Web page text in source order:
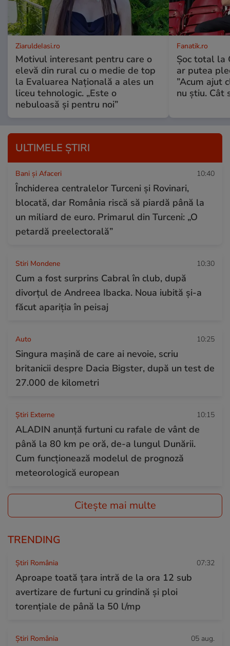
ZiaruldeIasi.ro
Motivul interesant pentru care o
elevă din rural cu o medie de top
la Evaluarea Națională a ales un
liceu tehnologic. „Este o
nebuloasă și pentru noi”
Fanatik.ro
Șoc total la
ar putea
”Acum ajut
nu știu. Cât
ULTIMELE ȘTIRI
Bani și Afaceri 10:40
Închiderea centralelor Turceni și Rovinari,
blocată, dar România riscă să piardă până la
un miliard de euro. Primarul din Turceni: „O
petardă preelectorală”
Stiri Mondene 10:30
Cum a fost surprins Cabral în club, după
divorțul de Andreea Ibacka. Noua iubită și-a
făcut apariția în peisaj
Auto 10:25
Singura mașină de care ai nevoie, scriu
britanicii despre Dacia Bigster, după un test de
27.000 de kilometri
Știri Externe 10:15
ALADIN anunță furtuni cu rafale de vânt de
până la 80 km pe oră, de-a lungul Dunării.
Cum funcționează modelul de prognoză
meteorologică european
Citește mai multe
TRENDING
Știri România 07:32
Aproape toată țara intră de la ora 12 sub
avertizare de furtuni cu grindină și ploi
torențiale de până la 50 l/mp
Știri România 05 aug.